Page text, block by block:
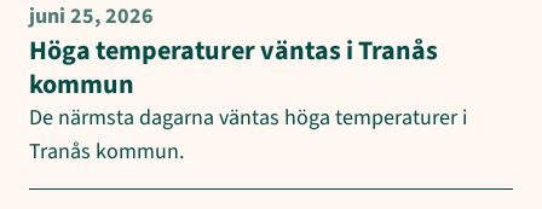
juni 25, 2026
Höga temperaturer väntas i Tranås
kommun
De närmsta dagarna väntas höga temperaturer i
Tranås kommun.